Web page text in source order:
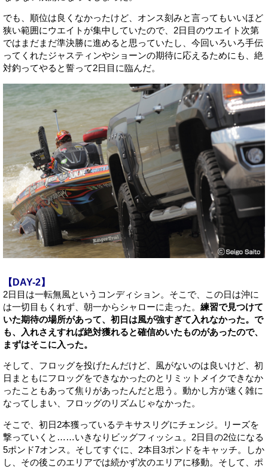
でも、順位は良くなかったけど、オンス刻みと言ってもいいほど
狭い範囲にウエイトが集中していたので、2日目のウエイト次第
ではまだまだ準決勝に進めると思っていたし、今回いろいろ手伝
ってくれたジャスティンやショーンの期待に応えるためにも、絶
対釣ってやると誓って2日目に臨んだ。
【DAY-2】
2日目は一転無風というコンディション。そこで、この日は沖に
は一切目もくれず、朝一からシャローに走った。 練習で見つけて
いた期待の場所があって、初日は風が強すぎて入れなかった。で
も、入れさえすれば絶対獲れると確信めいたものがあったので、
まずはそこに入った。
そして、フロッグを投げたんだけど、風がないのは良いけど、初
日まともにフロッグをできなかったのとリミットメイクできなか
ったこともあって焦りがあったんだと思う。動かし方が速く雑に
なってしまい、フロッグのリズムじゃなかった。
そこで、初日2本獲っているテキサスリグにチェンジ。リーズを
撃っていくと……いきなりビッグフィッシュ。2日目の2位になる
5ポンド7オンス。そしてすぐに、2本目3ポンドをキャッチ。しか
し、その後このエリアでは続かず次のエリアに移動。そして、ポ